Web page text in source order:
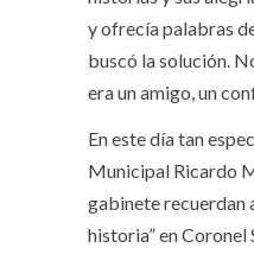
y ofrecía palabras
buscó la solución.
era un amigo, un
En este día tan
Municipal Ricardo
gabinete recuerdan
historia” en Coronel